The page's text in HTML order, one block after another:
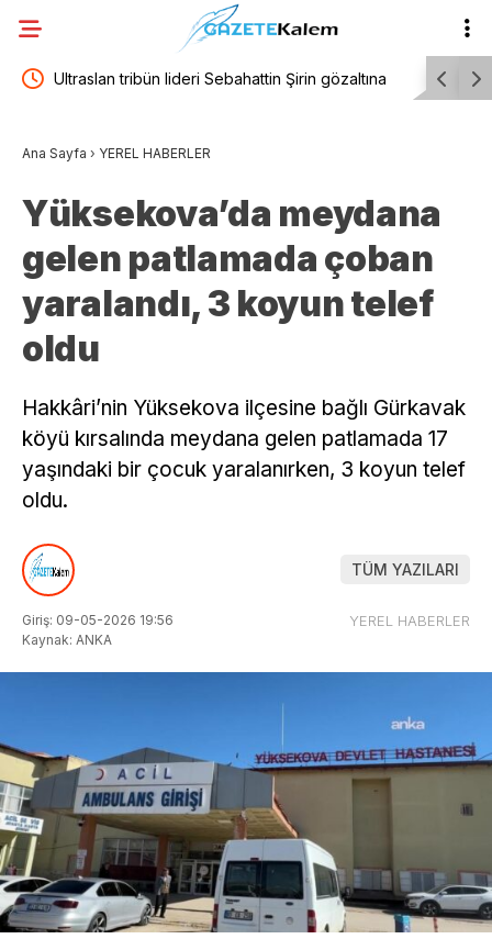
Muğla Büyükşehir Belediye Başkanı Aras’tan,
Ana Sayfa › YEREL HABERLER
Yüksekova’da meydana
gelen patlamada çoban
yaralandı, 3 koyun telef
oldu
Hakkâri’nin Yüksekova ilçesine bağlı Gürkavak
köyü kırsalında meydana gelen patlamada 17
yaşındaki bir çocuk yaralanırken, 3 koyun telef
oldu.
TÜM YAZILARI
Giriş: 09-05-2026 19:56
Kaynak: ANKA
YEREL HABERLER